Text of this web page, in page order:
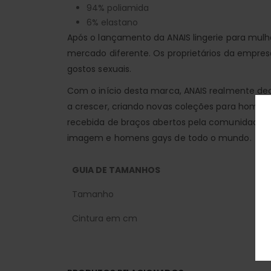
94% poliamida
6% elastano
Após o lançamento da ANAIS lingerie para
mercado diferente. Os proprietários da
gostos sexuais.
Com o início desta marca, ANAIS realmente
a crescer, criando novas coleções para
recebida de braços abertos pela comunidade
imagem e homens gays de todo o mundo.
GUIA DE TAMANHOS
Tamanho
Cintura em cm